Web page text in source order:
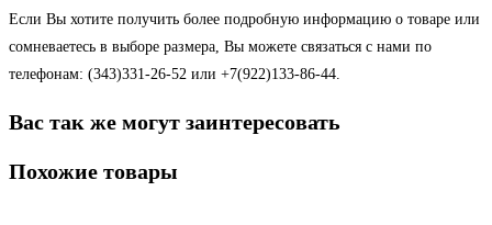
Если Вы хотите получить более подробную информацию о товаре или
сомневаетесь в выборе размера, Вы можете связаться с нами по
телефонам: (343)331-26-52 или +7(922)133-86-44.
Вас так же могут заинтересовать
Похожие товары